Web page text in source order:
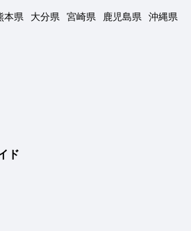
本県 大分県 宮崎県 鹿児島県 沖縄県
ド